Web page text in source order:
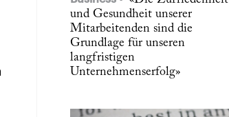
und Gesundheit unserer
Mitarbeitenden sind die
Grundlage für unseren
langfristigen
Unternehmenserfolg»